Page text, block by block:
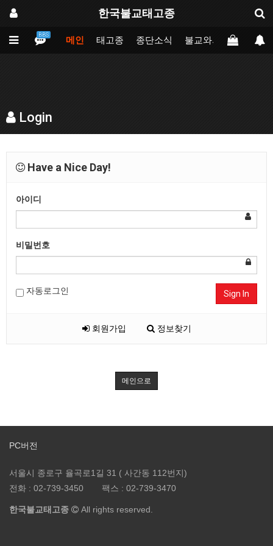
한국불교태고종
BBS
메인 태고종 종단소식 불교와의만남 업
Login
Have a Nice Day!
아이디
비밀번호
자동로그인 Sign In
회원가입 정보찾기
메인으로
PC버전
서울시 종로구 율곡로1길 31 ( 사간동 112번지)
전화 : 02-739-3450 팩스 : 02-739-3470
한국불교태고종 All rights reserved.